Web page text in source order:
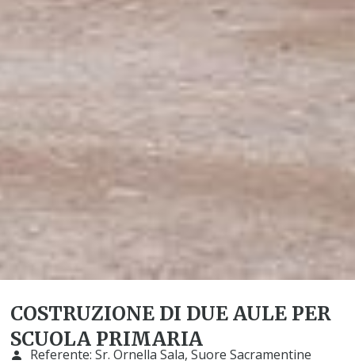
COSTRUZIONE DI DUE AULE PER
SCUOLA PRIMARIA
Referente:Sr. Ornella Sala, Suore Sacramentine